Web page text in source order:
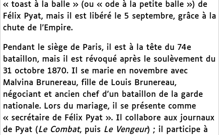
« toast à la balle » (ou « ode à la petite balle ») de
Félix Pyat, mais il est libéré le 5 septembre, grâce à la
chute de l’Empire.
Pendant le siège de Paris, il est à la tête du 74e
bataillon, mais il est révoqué après le soulèvement du
31 octobre 1870. Il se marie en novembre avec
Malvina Brunereau, fille de Louis Brunereau,
négociant et ancien chef d’un bataillon de la garde
nationale. Lors du mariage, il se présente comme
« secrétaire de Félix Pyat ». Il collabore aux journaux
de Pyat (Le Combat, puis Le Vengeur) ; il participe à